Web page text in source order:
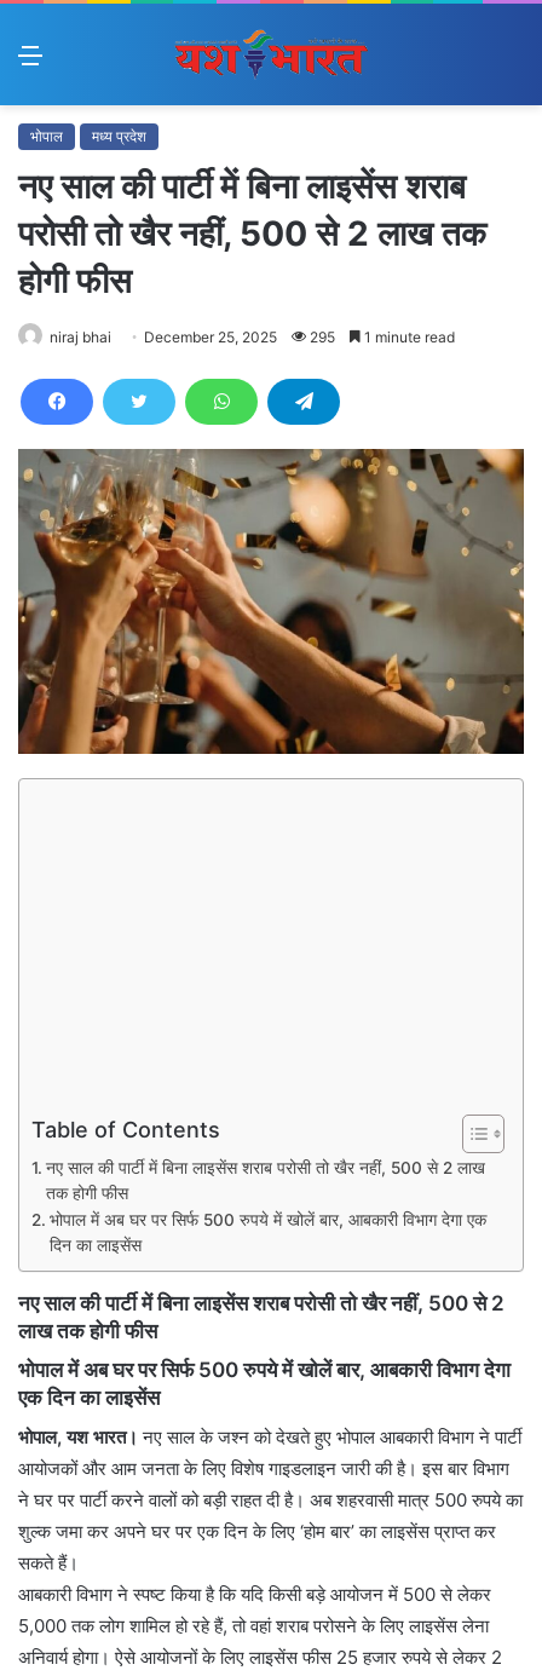
Menu
भोपाल मध्य प्रदेश
नए साल की पार्टी में बिना लाइसेंस शराब
परोसी तो खैर नहीं, 500 से 2 लाख तक
होगी फीस
niraj bhai December 25, 2025 295 1 minute read
Table of Contents
नए साल की पार्टी में बिना लाइसेंस शराब परोसी तो खैर नहीं, 500 से 2 लाख
तक होगी फीस
भोपाल में अब घर पर सिर्फ 500 रुपये में खोलें बार, आबकारी विभाग देगा एक
दिन का लाइसेंस
नए साल की पार्टी में बिना लाइसेंस शराब परोसी तो खैर नहीं, 500 से 2
लाख तक होगी फीस
भोपाल में अब घर पर सिर्फ 500 रुपये में खोलें बार, आबकारी विभाग देगा
एक दिन का लाइसेंस
​भोपाल, यश भारत। नए साल के जश्न को देखते हुए भोपाल आबकारी विभाग ने पार्टी
आयोजकों और आम जनता के लिए विशेष गाइडलाइन जारी की है। इस बार विभाग
ने घर पर पार्टी करने वालों को बड़ी राहत दी है। अब शहरवासी मात्र 500 रुपये का
शुल्क जमा कर अपने घर पर एक दिन के लिए ‘होम बार’ का लाइसेंस प्राप्त कर
सकते हैं।
​आबकारी विभाग ने स्पष्ट किया है कि यदि किसी बड़े आयोजन में 500 से लेकर
5,000 तक लोग शामिल हो रहे हैं, तो वहां शराब परोसने के लिए लाइसेंस लेना
अनिवार्य होगा। ऐसे आयोजनों के लिए लाइसेंस फीस 25 हजार रुपये से लेकर 2